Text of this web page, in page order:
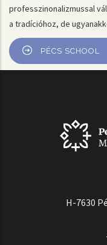
professzinonalizmussal
a tradícióhoz, de
PÉCS SCHOOL
H-7630